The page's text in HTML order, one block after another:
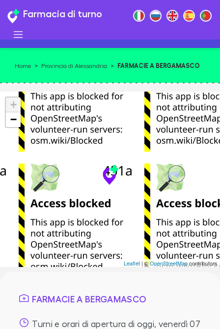
Farmacia di turno
Home > Provincia di Alessandria > FARMACIE A BERGAMASCO
+
−
Leaflet | ©OpenStreetMapcontributors
FARMACIE A BERGAMASCO
Turni e orari di apertura di oggi, venerdì 07